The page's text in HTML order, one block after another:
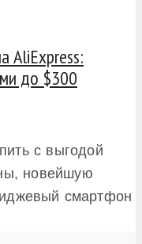
AliExpress:
до $300
с выгодой
новейшую
смартфон